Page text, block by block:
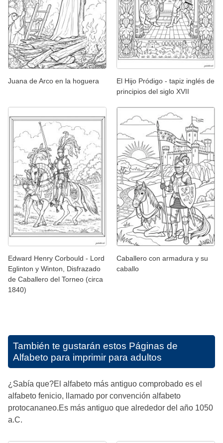
Juana de Arco en la hoguera
El Hijo Pródigo - tapiz inglés de
principios del siglo XVII
Edward Henry Corbould - Lord
Eglinton y Winton, Disfrazado
de Caballero del Torneo (circa
1840)
Caballero con armadura y su
caballo
También te gustarán estos Páginas de
Alfabeto para imprimir para adultos
¿Sabía que?El alfabeto más antiguo comprobado es el
alfabeto fenicio, llamado por convención alfabeto
protocananeo.Es más antiguo que alrededor del año 1050
a.C.